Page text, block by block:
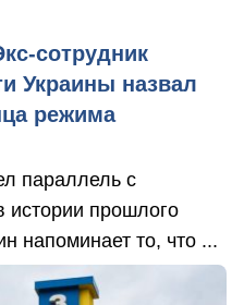
сотрудник
Украины назвал
режима
параллель с
истории прошлого
напоминает то, что ...